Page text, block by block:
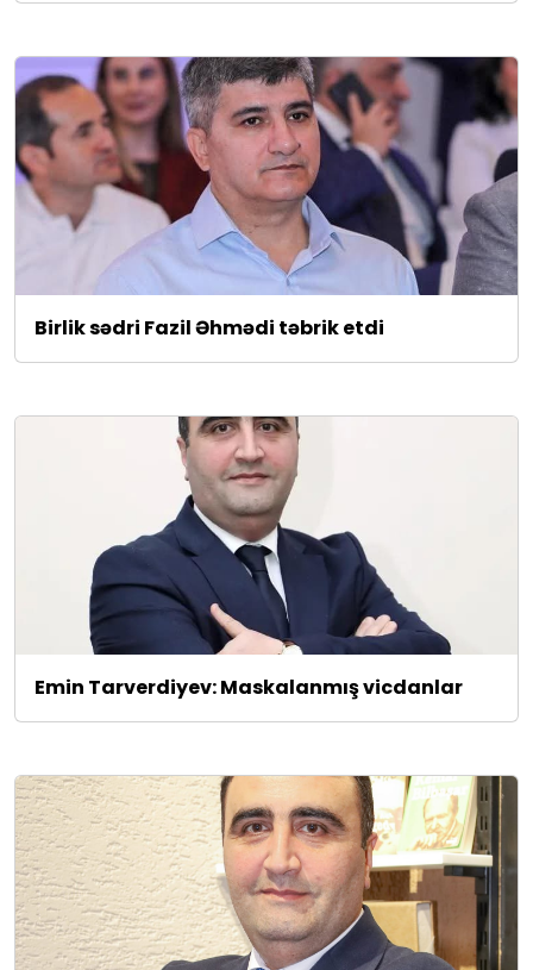
Birlik sədri Fazil Əhmədi təbrik etdi
Emin Tarverdiyev: Maskalanmış vicdanlar